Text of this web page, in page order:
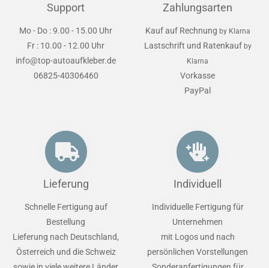
Support
Mo - Do : 9.00 - 15.00 Uhr
Fr : 10.00 - 12.00 Uhr
info@top-autoaufkleber.de
06825-40306460
Zahlungsarten
Kauf auf Rechnung by Klarna
Lastschrift und Ratenkauf by
Klarna
Vorkasse
PayPal
Lieferung
Schnelle Fertigung auf
Bestellung
Lieferung nach Deutschland,
Österreich und die Schweiz
Individuell
Individuelle Fertigung für
Unternehmen
mit Logos und nach
persönlichen Vorstellungen